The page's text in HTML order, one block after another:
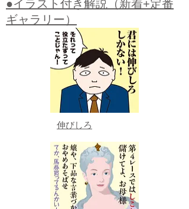
●イラスト付き解説（新着+定番
ギャラリー）
伸びしろ